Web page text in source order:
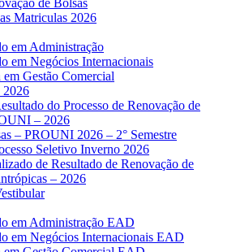
Matriculas 2026
em Administração
em Negócios Internacionais
Gestão Comercial
2026
do Processo de Renovação de
– 2026
– PROUNI 2026 – 2° Semestre
Seletivo Inverno 2026
de Resultado de Renovação de
– 2026
em Administração EAD
em Negócios Internacionais EAD